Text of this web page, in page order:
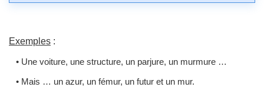
Exemples :
• Une voiture, une structure, un parjure, un murmure …
• Mais … un azur, un fémur, un futur et un mur.